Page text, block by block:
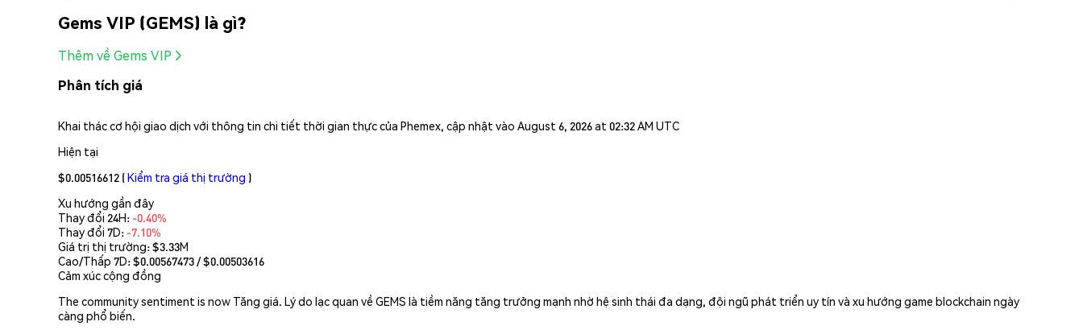
Gems VIP (GEMS) là gì?
Thêm về Gems VIP
Phân tích giá
Khai thác cơ hội giao dịch với thông tin chi tiết thời gian thực của Phemex, cập nhật vào August 6, 2026 at 02:32 AM UTC
Hiện tại
$0.00516612 (Kiểm tra giá thị trường )
Xu hướng gần đây
Thay đổi 24H: -0.40%
Thay đổi 7D: -7.10%
Giá trị thị trường:$3.33M
Cao/Thấp 7D: $0.00567473/ $0.00503616
Cảm xúc cộng đồng
The community sentiment is now Tăng giá. Lý do lạc quan về GEMS là tiềm năng tăng trưởng mạnh nhờ hệ sinh thái đa dạng, đội ngũ phát triển uy tín và xu hướng game blockchain ngày
càng phổ biến.